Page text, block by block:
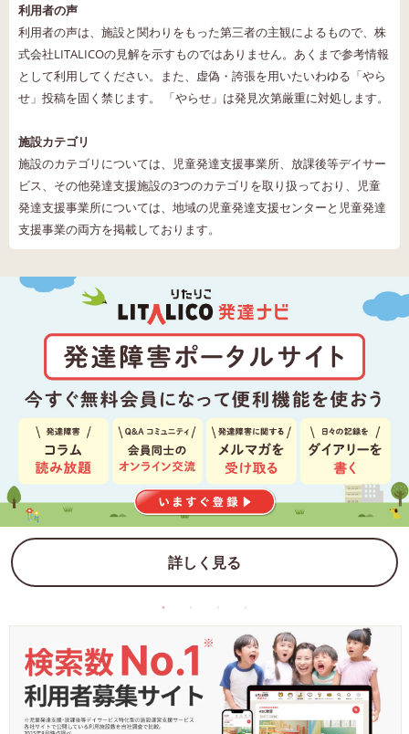
利用者の声
利用者の声は、施設と関わりをもった第三者の主観によるもので、株
式会社LITALICOの見解を示すものではありません。あくまで参考情報
として利用してください。また、虚偽・誇張を用いたいわゆる「やら
せ」投稿を固く禁じます。 「やらせ」は発見次第厳重に対処します。
施設カテゴリ
施設のカテゴリについては、児童発達支援事業所、放課後等デイサー
ビス、その他発達支援施設の3つのカテゴリを取り扱っており、児童
発達支援事業所については、地域の児童発達支援センターと児童発達
支援事業の両方を掲載しております。
詳しく見る